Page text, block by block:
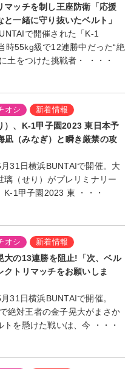
マッチを制し王座防衛「応援
と一緒に守り抜いたベルト」
で開催された「K-1
時55kg級で12連勝中だった“絶
土をつけた挑戦者・ ・・・
オシ 新着情報
）、K-1甲子園2023 東日本予
凪（みなぎ）と瞬き厳禁の攻
31日横浜BUNTAIで開催。大
璃（せり）がプレリミナリー
K-1甲子園2023 東 ・・・
オシ 新着情報
大の13連勝を阻止!「次、ベル
クトリマッチをお願いしま
31日横浜BUNTAIで開催。
絶対王者の金子晃大がまさか
トを懸けた戦いは、今 ・・・